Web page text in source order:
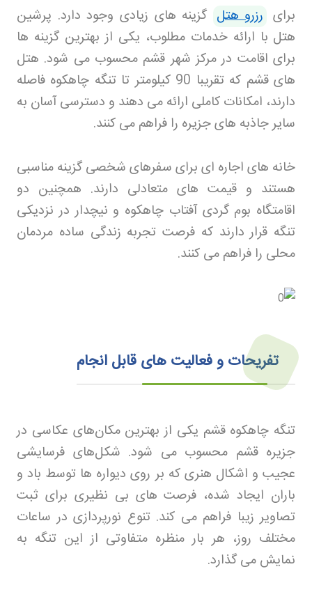
برای رزرو هتل گزینه های زیادی وجود دارد. پرشین
هتل با ارائه خدمات مطلوب، یکی از بهترین گزینه‌ ها
برای اقامت در مرکز شهر قشم محسوب می‌ شود. هتل‌
های قشم که تقریبا 90 کیلومتر تا تنگه چاهکوه فاصله
دارند، امکانات کاملی ارائه می‌ دهند و دسترسی آسان به
سایر جاذبه‌ های جزیره را فراهم می‌ کنند.
خانه‌ های اجاره‌ ای برای سفرهای شخصی گزینه مناسبی
هستند و قیمت‌ های متعادلی دارند. همچنین دو
اقامتگاه بوم‌ گردی آفتاب چاهکوه و نیچدار در نزدیکی
تنگه قرار دارند که فرصت تجربه زندگی ساده مردمان
محلی را فراهم می‌ کنند.
تفریحات و فعالیت‌ های قابل انجام
تنگه چاهکوه قشم یکی از بهترین مکان‌های عکاسی در
جزیره قشم محسوب می‌ شود. شکل‌های فرسایشی
عجیب و اشکال هنری که بر روی دیواره‌ ها توسط باد و
باران ایجاد شده، فرصت‌ های بی‌ نظیری برای ثبت
تصاویر زیبا فراهم می‌ کند. تنوع نورپردازی در ساعات
مختلف روز، هر بار منظره متفاوتی از این تنگه به
نمایش می‌ گذارد.